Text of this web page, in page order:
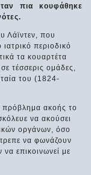
πια κουφάθηκε
Λάϊντεν, που
περιοδικό
τα κουαρτέτα
τέσσερις ομάδες,
του (1824-
πρόβλημα ακοής το
να ακούσει
οργάνων, όσο
να φωνάζουν
επικοινωνεί με